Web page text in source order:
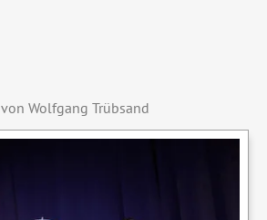
von Wolfgang Trübsand